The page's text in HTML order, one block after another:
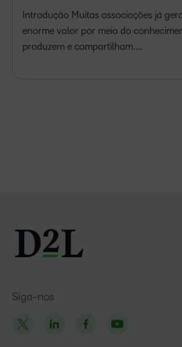
Introdução Muitas associações já
enorme valor por meio do
produzem e compartilham.…
Siga-nos